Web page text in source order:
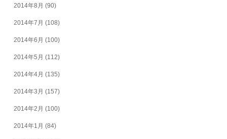
2014年8月 (90)
2014年7月 (108)
2014年6月 (100)
2014年5月 (112)
2014年4月 (135)
2014年3月 (157)
2014年2月 (100)
2014年1月 (84)